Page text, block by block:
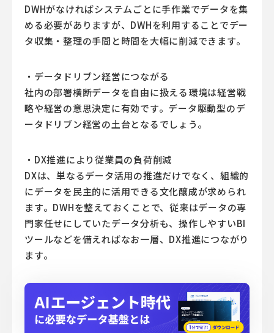
DWHがなければシステムごとに手作業でデータを集
める必要がありますが、DWHを利用することでデー
タ収集・整理の手間と時間を大幅に削減できます。
・データドリブン経営につながる
社内の部署横断データを自由に扱える環境は経営戦
略や経営の意思決定に有効です。データ駆動型のデ
ータドリブン経営の土台となるでしょう。
・DX推進により従業員の負荷削減
DXは、単なるデータ活用の推進だけでなく、組織的
にデータを民主的に活用できる文化醸成が求められ
ます。DWHを整えておくことで、従来はデータの専
門家任せにしていたデータ分析も、操作しやすいBI
ツールなどを備えればなお一層、DX推進につながり
ます。